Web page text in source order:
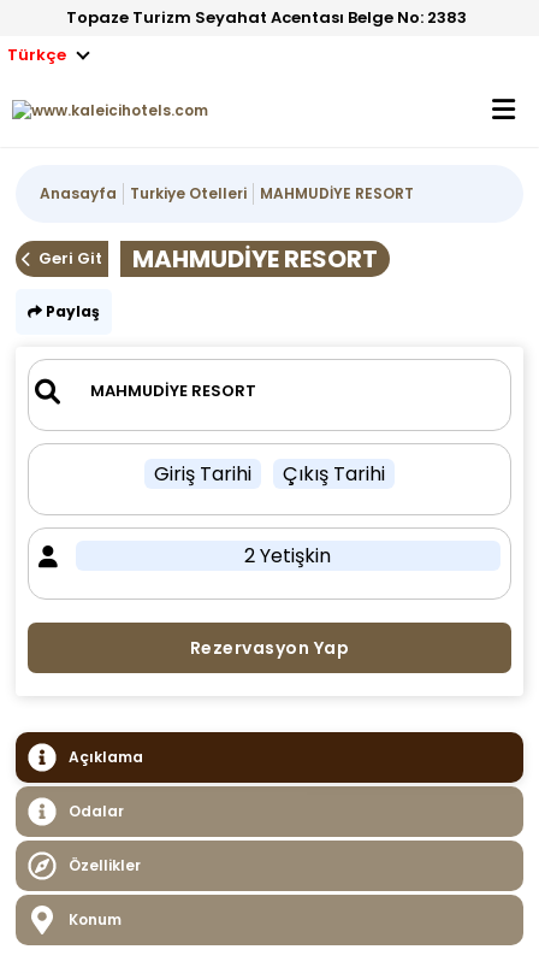
Topaze Turizm Seyahat Acentası Belge No: 2383
Türkçe
Anasayfa Turkiye Otelleri MAHMUDİYE RESORT
Geri Git MAHMUDİYE RESORT
Paylaş
Giriş Tarihi Çıkış Tarihi
2 Yetişkin
Rezervasyon Yap
Açıklama
Odalar
Özellikler
Konum